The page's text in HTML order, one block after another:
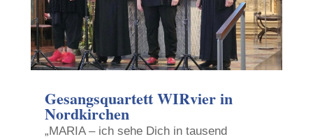
Gesangsquartett WIRvier in
Nordkirchen
„MARIA – ich sehe Dich in tausend